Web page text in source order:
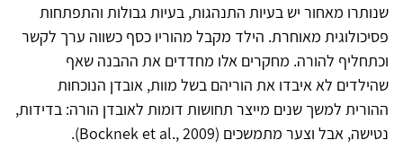
שנותרו מאחור יש בעיות התנהגות, בעיות גבולות והתפתחות
פסיכולוגית מאוחרת. הילד מקבל מהוריו כסף כשווה ערך לקשר
וכתחליף להורה. מחקרים אלו מחדדים את ההבנה שאף
שהילדים לא איבדו את הוריהם בשל מוות, אובדן הנוכחות
ההורית למשך שנים מייצר תחושות דומות לאובדן הורה: בדידות,
נטישה, אבל וצער מתמשכים (Bocknek et al., 2009).